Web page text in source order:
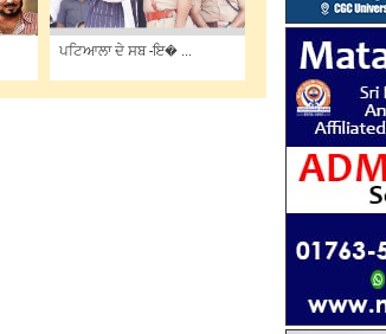
ਪਟਿਆਲਾ ਦੇ ਸਬ -ਇ� ...